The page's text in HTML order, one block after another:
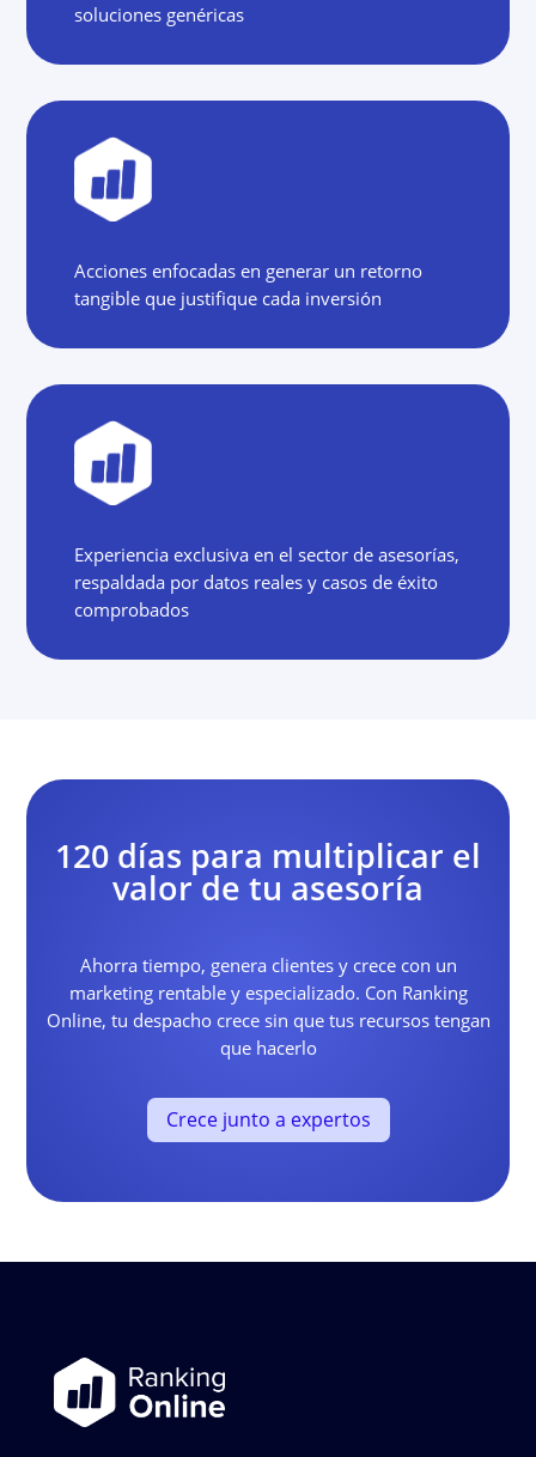
soluciones genéricas
Acciones enfocadas en generar un retorno
tangible que justifique cada inversión
Experiencia exclusiva en el sector de asesorías,
respaldada por datos reales y casos de éxito
comprobados
120 días para multiplicar el
valor de tu asesoría
Ahorra tiempo, genera clientes y crece con un
marketing rentable y especializado. Con Ranking
Online, tu despacho crece sin que tus recursos tengan
que hacerlo
Crece junto a expertos